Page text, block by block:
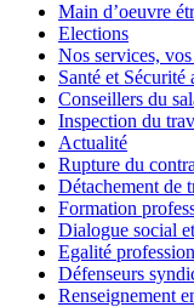
Main d’oeuvre
Elections
Nos services,
Santé et Sécurité
Conseillers du
Inspection du
Actualité
Rupture du
Détachement de
Formation
Dialogue social
Egalité
Défenseurs
Renseignement